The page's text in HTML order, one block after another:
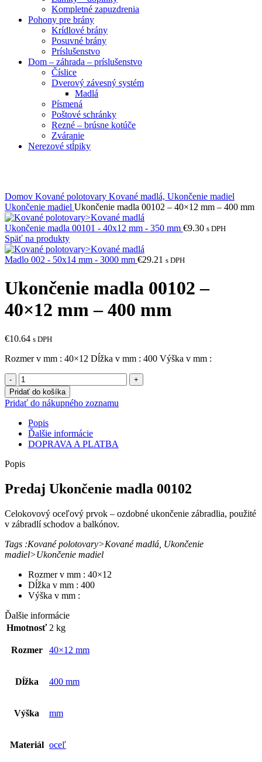
Kompletné zapuzdrenia
Pohony pre brány
Krídlové brány
Posuvné brány
Príslušenstvo
Dom – záhrada – príslušenstvo
Číslice
Dverový závesný systém
Madlá
Písmená
Poštové schránky
Rezné – brúsne kotúče
Zváranie
Nerezové stĺpiky
Domov Kované polotovary Kované madlá, Ukončenie madiel
Ukončenie madiel Ukončenie madla 00102 – 40×12 mm – 400 mm
Ukončenie madla 00101 - 40x12 mm - 350 mm €9.30 s DPH
Späť na produkty
Madlo 002 - 50x14 mm - 3000 mm €29.21 s DPH
Ukončenie madla 00102 –
40×12 mm – 400 mm
€10.64 s DPH
Rozmer v mm : 40×12 Dĺžka v mm : 400 Výška v mm :
množstvo
Ukončenie
madla
00102
-
40x12
mm
400
Pridať do košíka
Pridať do nákupného zoznamu
Popis
Ďalšie informácie
DOPRAVA A PLATBA
Popis
Predaj Ukončenie madla 00102
Celokovový oceľový prvok – ozdobné ukončenie zábradlia, použité
v zábradlí schodov a balkónov.
Tags :Kované polotovary>Kované madlá, Ukončenie
madiel>Ukončenie madiel
Rozmer v mm : 40×12
Dĺžka v mm : 400
Výška v mm :
Ďalšie informácie
Hmotnosť 2 kg
Rozmer 40×12 mm
Dĺžka 400 mm
Výška mm
Materiál oceľ